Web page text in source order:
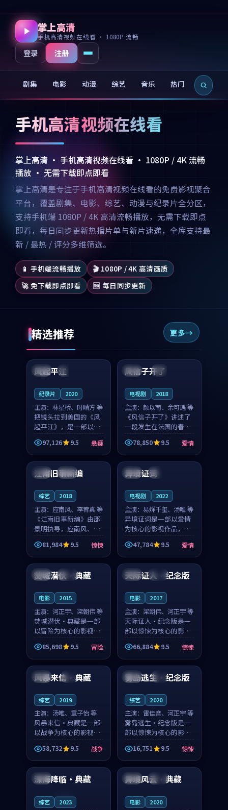
掌上高清
手机高清视频在线看 · 1080P 流畅
登录 注册
剧集 电影 动漫 综艺 音乐 热门 新片
手机高清视频在线看
掌上高清 · 手机高清视频在线看 · 1080P / 4K 流畅
播放 · 无需下载即点即看
掌上高清是专注于手机高清视频在线看的免费影视聚合
平台，覆盖剧集、电影、综艺、动漫与纪录片全分区，
支持手机端 1080P / 4K 高清流畅播放，无需下载即点
即看，每日同步更新热播片单与新片速递，全库支持最
新 / 最热 / 评分多维筛选。
📱 手机端流畅播放
🎬 1080P / 4K 高清画质
🚀 免下载即点即看
🆕 每日同步更新
精选推荐 更多
美国 完结
99:07
风起平江
纪录片 2020
主演： 林星桥、时晴方 等
把镜头拉到美国的《风
起平江》，是一部以时
光记忆为底色的悬疑作
品。林星桥和时晴方贡
献了2020年颇受关注的
合作演出，影片在情感
层次与现实质感之间
97,126 9.5 悬疑
法国 4K
99:21
风信子开了
电视剧 2018
主演： 颜以南、余可遇 等
《风信子开了》讲述了
一段发生在法国的春日
漫步故事。颜以南饰演
的主角与余可遇的角色
因一场意外卷入更深的
纠葛，爱情元素贯穿始
终，节奏稳健而富有张
78,850 9.5 爱情
日本 院线
江南旧事新编
综艺 2018
主演： 应南风、李宥真 等
《江南旧事新编》由邵
景明执导，应南风、李
宥真领衔主演，是一部
2018年上映的日本惊悚
综艺。影片以邻里温情
为切入，呈现一段从初
遇到告别都浸着真实
81,984 9.5 惊悚
中国 高分
异境证词
电视剧 2022
主演： 易烊千玺、汤唯 等
异境证词是一部以爱情
为核心的影视作品，围
绕危机、反转与人物成
长展开，整体节奏紧
凑，值得推荐观看。
47,784 9.5 爱情
中国 高分
焚城潜伏·典藏
电影 2015
主演： 河正宇、梁朝伟 等
焚城潜伏·典藏是一部
以冒险为核心的影视作
品，围绕危机、反转与
人物成长展开，整体节
奏紧凑，值得推荐观
85,698 9.5 冒险
韩国 热播
天际证人·纪念版
电影 2017
主演： 梁朝伟、河正宇 等
天际证人·纪念版是一
部以惊悚为核心的影视
作品，围绕危机、反转
与人物成长展开，整体
节奏紧凑，值得推荐观
看。
66,884 9.5 惊悚
法国 4K
风暴来信·典藏
综艺 2019
主演： 汤唯、章子怡 等
风暴来信·典藏是一部
以战争为核心的影视作
品，围绕危机、反转与
人物成长展开，整体节
奏紧凑，值得推荐观
看。
58,732 9.5 战争
英国 4K
雾岛逃生·纪念版
综艺 2020
主演： 雷佳音、河正宇 等
雾岛逃生·纪念版是一
部以惊悚为核心的影视
作品，围绕危机、反转
与人物成长展开，整体
节奏紧凑，值得推荐观
看。
16,751 9.5 惊悚
中国
深海降临·典藏
综艺 2023
日本 完结
异境风云·典藏
电影 2020